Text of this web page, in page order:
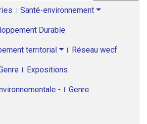
Santé-environnement
Durable
territorial Réseau wecf
Expositions
- Genre